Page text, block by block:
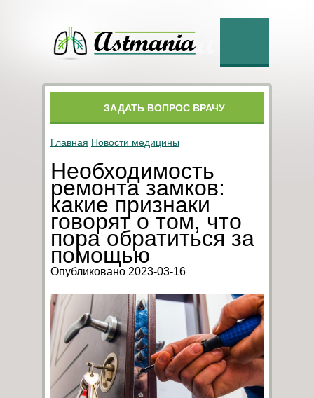
ЗАДАТЬ ВОПРОС ВРАЧУ
Главная Новости медицины
Необходимость
ремонта замков:
какие признаки
говорят о том, что
пора обратиться за
помощью
Опубликовано 2023-03-16